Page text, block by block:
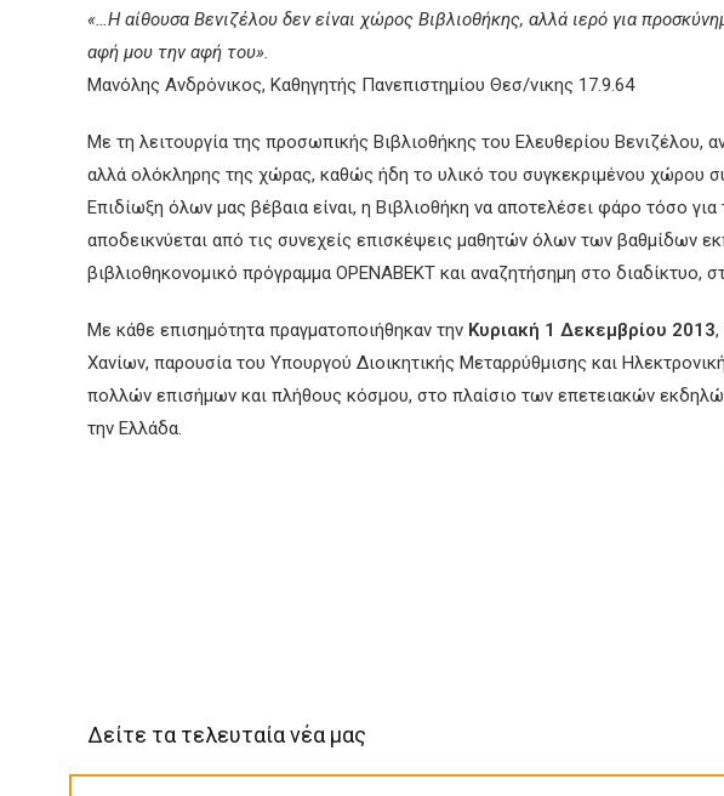
«…Η αίθουσα Βενιζέλου δεν είναι χώρος Βιβλιοθήκης, αλλά ιερό για
αφή μου την αφή του».
Μανόλης Ανδρόνικος, Καθηγητής Πανεπιστημίου Θεσ/νικης 17.9.64
Με τη λειτουργία της προσωπικής Βιβλιοθήκης του Ελευθερίου Βενιζέλου,
αλλά ολόκληρης της χώρας, καθώς ήδη το υλικό του συγκεκριμένου χώρου
Επιδίωξη όλων μας βέβαια είναι, η Βιβλιοθήκη να αποτελέσει φάρο τόσο
αποδεικνύεται από τις συνεχείς επισκέψεις μαθητών όλων των βαθμίδων
βιβλιοθηκονομικό πρόγραμμα OPENABEKT και αναζητήσημη στο διαδίκτυο,
Με κάθε επισημότητα πραγματοποιήθηκαν την Κυριακή 1 Δεκεμβρίου 2013,
Χανίων, παρουσία του Υπουργού Διοικητικής Μεταρρύθμισης και
πολλών επισήμων και πλήθους κόσμου, στο πλαίσιο των επετειακών
την Ελλάδα.
Δείτε τα τελευταία νέα μας